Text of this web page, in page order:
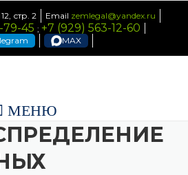
стр. 2 Email zemlegal@yandex.ru
79-45 ; +7 (929) 563-12-60
MAX
МЕНЮ